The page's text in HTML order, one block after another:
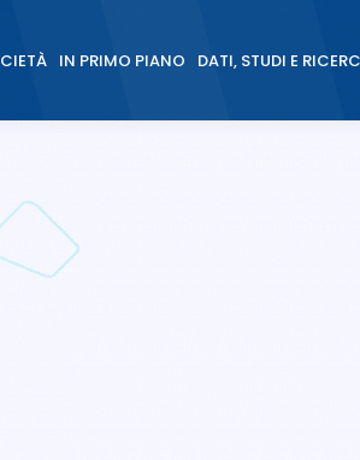
IN PRIMO PIANO DATI, STUDI E
IN PRIMO PIANO DATI, STUDI E